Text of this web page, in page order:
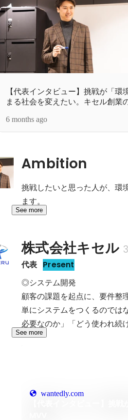
【代表インタビュー】挑戦が「環
まる社会を変えたい。キセル創業
6 months ago
Ambition
挑戦したいと思った人が、環
ます。
See more
株式会社キセル
代表 Present
◎システム開発
顧客の課題を起点に、要件整
単にシステムをつくるのでは
必要なのか」「どう使われ続
See more
wantedly.com